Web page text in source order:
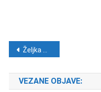
Navigacija
Željka Markić održala predavanje u Mostaru – Sarajevski Otvoreni centar zatražio ‘preventivnu cenzuru’
VEZANE OBJAVE: